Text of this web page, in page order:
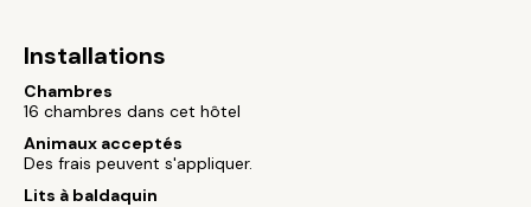
Installations
Chambres
16 chambres dans cet hôtel
Animaux acceptés
Des frais peuvent s'appliquer.
Lits à baldaquin